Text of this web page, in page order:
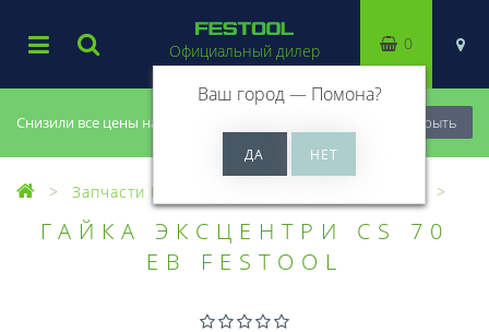
Снизили все цены на 20%, успей купить! Закрыть
Официальный дилер
Ваш город — Помона?
0
Запчасти Festool
ГАЙКА ЭКСЦЕНТРИ CS 70
EB FESTOOL